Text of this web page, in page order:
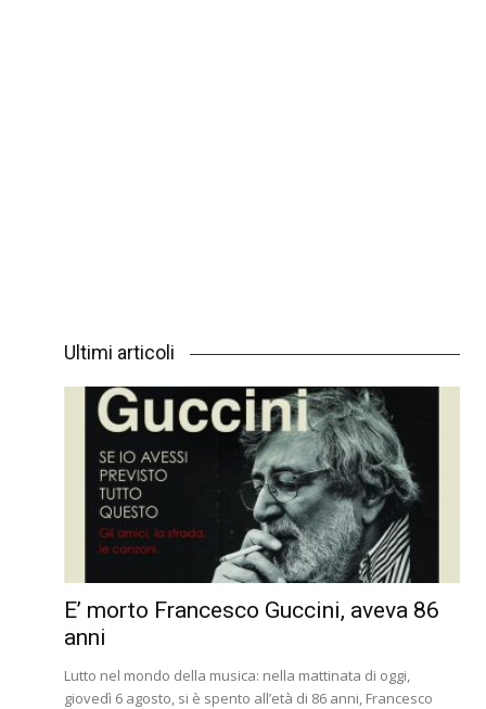
Ultimi articoli
E’ morto Francesco Guccini, aveva 86
anni
Lutto nel mondo della musica: nella mattinata di oggi,
giovedì 6 agosto, si è spento all’età di 86 anni, Francesco